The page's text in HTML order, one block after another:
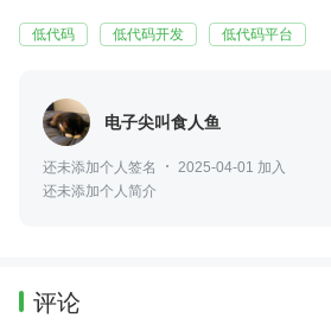
低代码 低代码开发 低代码平台
电子尖叫食人鱼
还未添加个人签名
2025-04-01 加入
还未添加个人简介
评论